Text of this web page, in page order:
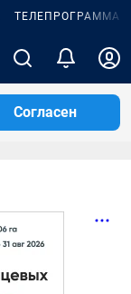
ТЕЛЕПРОГРАММА
Согласен